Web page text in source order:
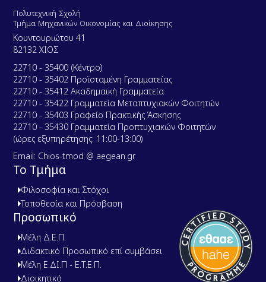
Πολυτεχνική Σχολή
Τμήμα Μηχανικών Οικονομίας και Διοίκησης
Κουντουριώτου 41
82132 ΧΙΟΣ
22710 - 35400 (Κέντρο)
22710 - 35402 Προϊσταμένη Γραμματείας
22710 - 35412 Ακαδημαϊκή Γραμματεία
22710 - 35422 Γραμματεία Μεταπτυχιακών Φοιτητών
22710 - 35403 Γραφείο Πρακτικής Άσκησης
22710 - 35430 Γραμματεία Προπτυχιακών Φοιτητών
(ώρες εξυπηρέτησης: 11:00-13:00)
Email: Chios-tmod @ aegean.gr
Το Τμήμα
Φιλοσοφία και Στόχοι
Τοποθεσία και Πρόσβαση
Προσωπικό
Μέλη Δ.Ε.Π.
Διδακτικό Προσωπικό επί συμβάσει
Μέλη Ε.ΔΙ.Π - Ε.Τ.Ε.Π.
Διοικητικό